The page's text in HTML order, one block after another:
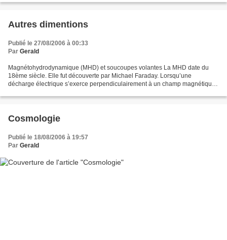
Autres dimentions
Publié le 27/08/2006 à 00:33
Par Gerald
Magnétohydrodynamique (MHD) et soucoupes volantes La MHD date du
18ème siècle. Elle fut découverte par Michael Faraday. Lorsqu’une
décharge électrique s’exerce perpendiculairement à un champ magnétique
Cosmologie
Publié le 18/08/2006 à 19:57
Par Gerald